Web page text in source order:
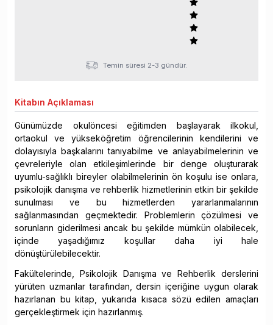
Temin süresi 2-3 gündür.
Kitabın Açıklaması
Günümüzde okulöncesi eğitimden başlayarak ilkokul,
ortaokul ve yükseköğretim öğrencilerinin kendilerini ve
dolayısıyla başkalarını tanıyabilme ve anlayabilmelerinin ve
çevreleriyle olan etkileşimlerinde bir denge oluşturarak
uyumlu-sağlıklı bireyler olabilmelerinin ön koşulu ise onlara,
psikolojik danışma ve rehberlik hizmetlerinin etkin bir şekilde
sunulması ve bu hizmetlerden yararlanmalarının
sağlanmasından geçmektedir. Problemlerin çözülmesi ve
sorunların giderilmesi ancak bu şekilde mümkün olabilecek,
içinde yaşadığımız koşullar daha iyi hale
dönüştürülebilecektir.
Fakültelerinde, Psikolojik Danışma ve Rehberlik derslerini
yürüten uzmanlar tarafından, dersin içeriğine uygun olarak
hazırlanan bu kitap, yukarıda kısaca sözü edilen amaçları
gerçekleştirmek için hazırlanmış.